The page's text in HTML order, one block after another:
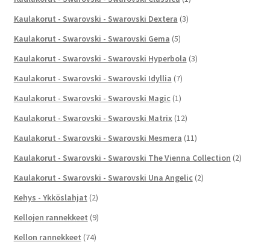
Kaulakorut - Swarovski - Swarovski Dextera (3)
Kaulakorut - Swarovski - Swarovski Gema (5)
Kaulakorut - Swarovski - Swarovski Hyperbola (3)
Kaulakorut - Swarovski - Swarovski Idyllia (7)
Kaulakorut - Swarovski - Swarovski Magic (1)
Kaulakorut - Swarovski - Swarovski Matrix (12)
Kaulakorut - Swarovski - Swarovski Mesmera (11)
Kaulakorut - Swarovski - Swarovski The Vienna Collection (2)
Kaulakorut - Swarovski - Swarovski Una Angelic (2)
Kehys - Ykköslahjat (2)
Kellojen rannekkeet (9)
Kellon rannekkeet (74)